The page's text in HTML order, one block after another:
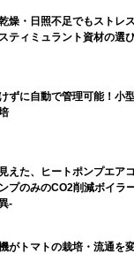
燥・日照不足でもストレ
ティミュラント資材の選
ずに自動で管理可能！小
えた、ヒートポンプエア
プのみのCO2削減ボイラ
-
がトマトの栽培・流通を